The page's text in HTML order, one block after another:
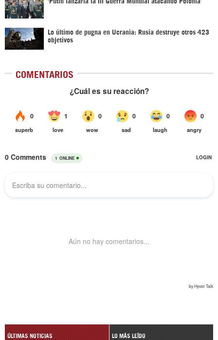
Lo último de pugna en Ucrania: Rusia destruye otros 423
objetivos
COMENTARIOS
ÚLTIMAS NOTICIAS LO MÁS LEÍDO